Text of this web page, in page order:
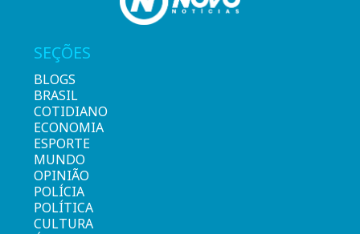
SEÇÕES
BLOGS
BRASIL
COTIDIANO
ECONOMIA
ESPORTE
MUNDO
OPINIÃO
POLÍCIA
POLÍTICA
CULTURA